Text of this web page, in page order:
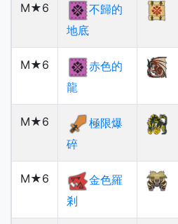
M★6
不歸的
地底
M★6
赤色的
龍
M★6
極限爆
碎
M★6
金色羅
剎